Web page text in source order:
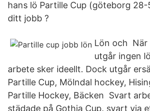
hans lö Partille Cup (göteborg 28-
ditt jobb ?
Lön och När
utgår ingen
arbete sker ideellt. Dock utgår
Partille Cup, Mölndal hockey,
Partille Hockey, Bäcken Svart
städade på Gothia Cup. svart via